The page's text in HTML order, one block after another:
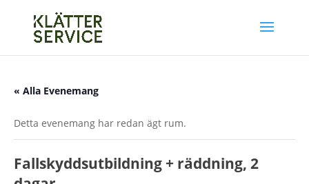
« Alla Evenemang
Detta evenemang har redan ägt rum.
Fallskyddsutbildning + räddning, 2